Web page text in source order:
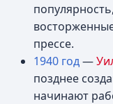
прессе.
1940 год—
позднее
начинают